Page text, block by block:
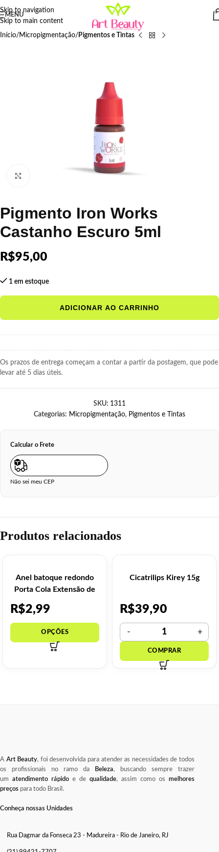
Skip to navigation
Skip to main content
MENU
Início Micropigmentação Pigmentos e Tintas
Pigmento Iron Works
Castanho Escuro 5ml
R$95,00
1 em estoque
ADICIONAR AO CARRINHO
Os prazos de entrega começam a contar a partir da postagem, que pode
levar até 5 dias úteis.
SKU: 1311
Categorias: Micropigmentação, Pigmentos e Tintas
Calcular o Frete
Não sei meu CEP
Produtos relacionados
Anel batoque redondo
Porta Cola Extensão de
R$2,99
Cicatrilips Kirey 15g
R$39,90
A Art Beauty, foi desenvolvida para atender as necessidades de todos
os profissionais no ramo da
Beleza, buscando sempre trazer
um atendimento rápido e de qualidade, assim como os melhores
preços para todo Brasil.
Conheça nossas Unidades
Rua Dagmar da Fonseca 23 - Madureira - Rio de Janeiro, RJ